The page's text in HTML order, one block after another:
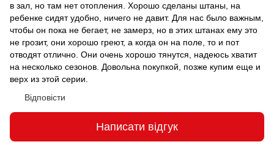
в зал, но там нет отопления. Хорошо сделаны штаны, на
ребенке сидят удобно, ничего не давит. Для нас было важным,
чтобы он пока не бегает, не замерз, но в этих штанах ему это
не грозит, они хорошо греют, а когда он на поле, то и пот
отводят отлично. Они очень хорошо тянутся, надеюсь хватит
на несколько сезонов. Довольна покупкой, позже купим еще и
верх из этой серии.
Відповісти
Написати відгук